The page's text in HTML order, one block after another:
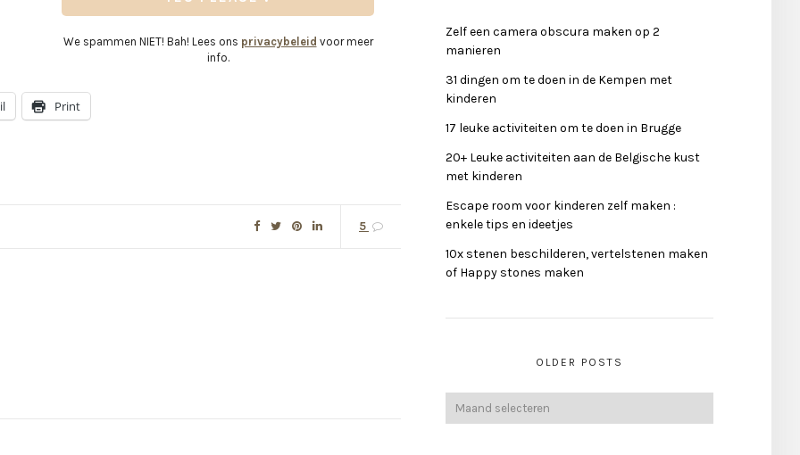
We spammen NIET! Bah! Lees ons privacybeleid voor meer
info.
Print
5
Zelf een camera obscura maken op 2
manieren
31 dingen om te doen in de Kempen met
kinderen
17 leuke activiteiten om te doen in Brugge
20+ Leuke activiteiten aan de Belgische kust
met kinderen
Escape room voor kinderen zelf maken :
enkele tips en ideetjes
10x stenen beschilderen, vertelstenen maken
of Happy stones maken
OLDER POSTS